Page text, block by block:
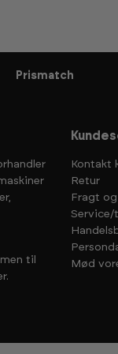
Prismatch
til
Kontakt
Retur
Fragt
Service/
Mød